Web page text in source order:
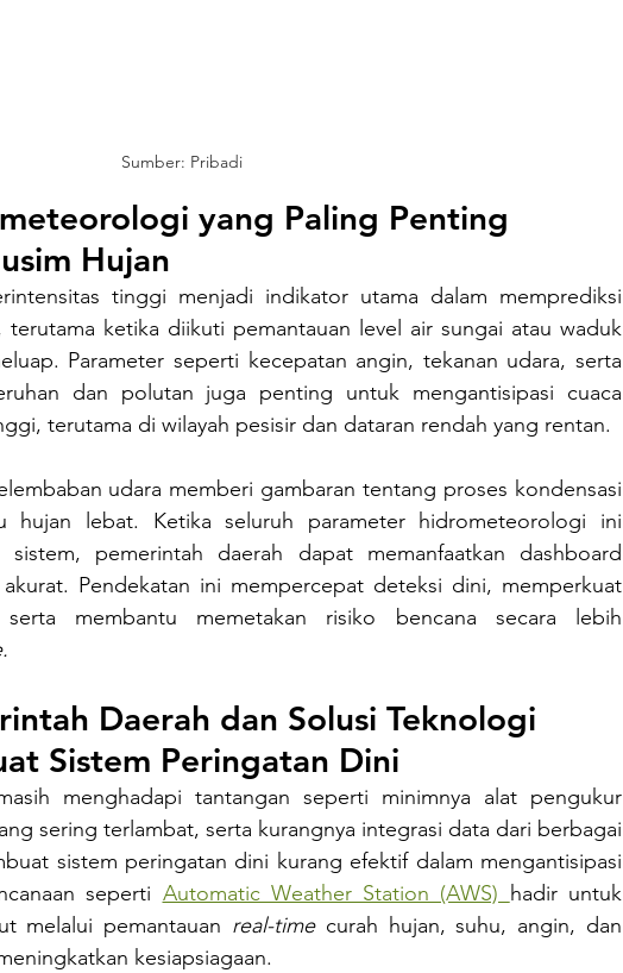
Sumber: Pribadi
yang Paling Penting
Hujan
ketika diikuti pemantauan level air sungai atau waduk
Parameter seperti kecepatan angin, tekanan udara, serta
dan polutan juga penting untuk mengantisipasi cuaca
terutama di wilayah pesisir dan dataran rendah yang rentan.
hujan lebat. Ketika seluruh parameter hidrometeorologi ini
pemerintah daerah dapat memanfaatkan dashboard
Pendekatan ini mempercepat deteksi dini, memperkuat
serta membantu memetakan risiko bencana secara lebih
Daerah dan Solusi Teknologi
Sistem Peringatan Dini
sering terlambat, serta kurangnya integrasi data dari berbagai
sistem peringatan dini kurang efektif dalam mengantisipasi
seperti Automatic Weather Station (AWS) hadir untuk
melalui pemantauan real-time curah hujan, suhu, angin, dan
kesiapsiagaan.